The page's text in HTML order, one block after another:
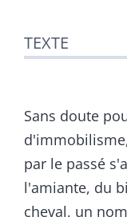
TEXTE
Sans doute
par le passé
l'amiante, du
cheval, un